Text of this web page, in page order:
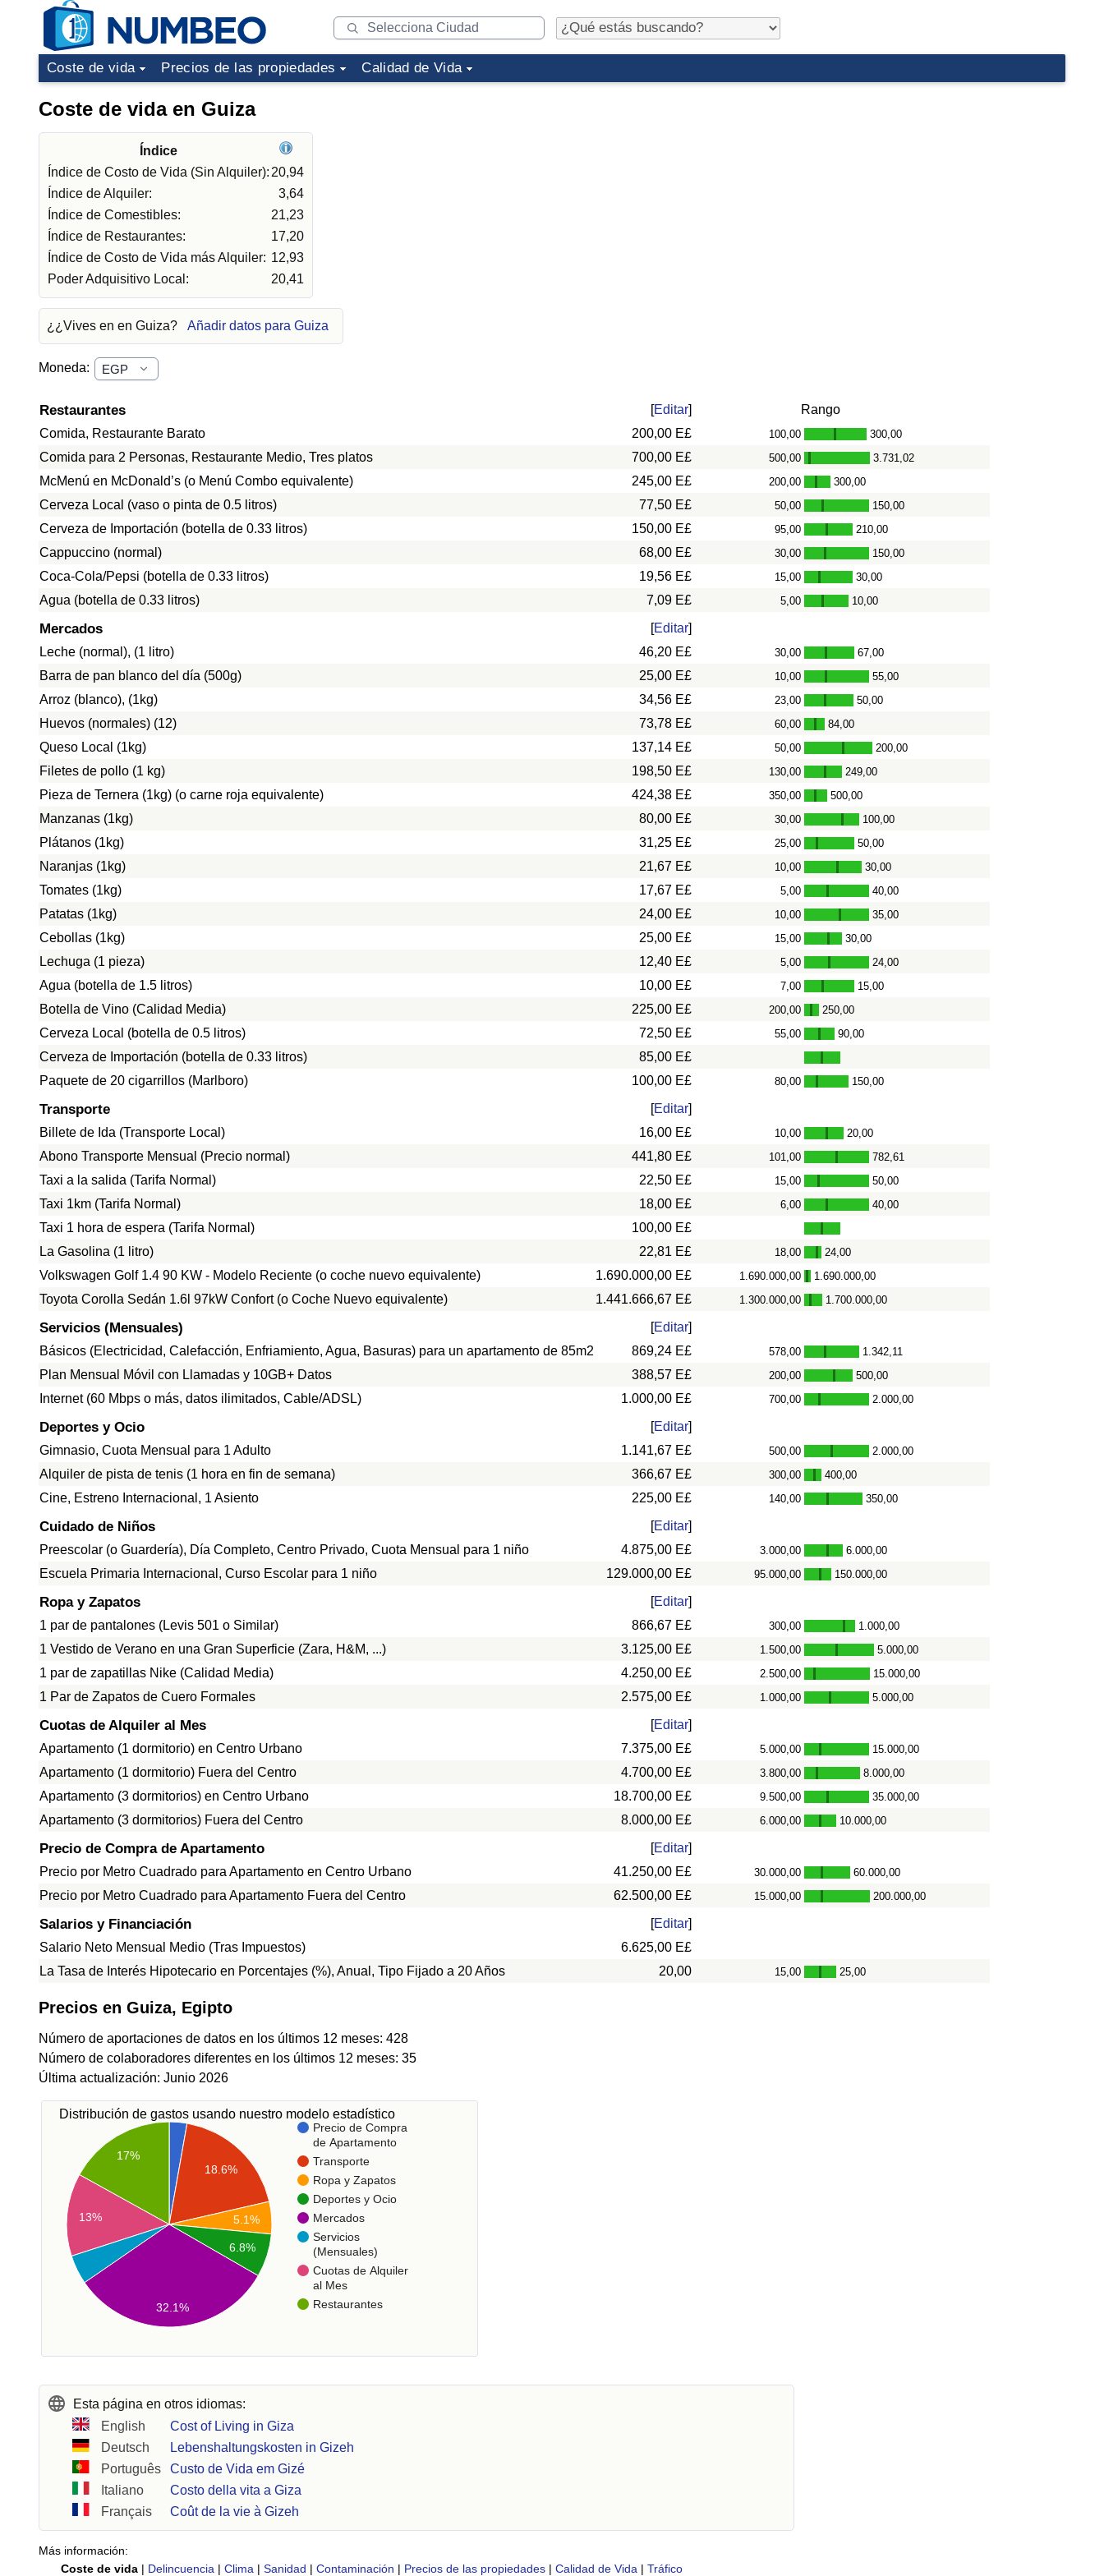
Coste de vida Precios de las propiedades Calidad de Vida
Coste de vida en Guiza
Índice
Índice de Costo de Vida (Sin Alquiler): 20,94
Índice de Alquiler:
3,64
Índice de Comestibles:
21,23
Índice de Restaurantes:
17,20
Índice de Costo de Vida más Alquiler: 12,93
Poder Adquisitivo Local:
20,41
¿¿Vives en en Guiza? Añadir datos para Guiza
Moneda:
Restaurantes [Editar]
Rango
Comida, Restaurante Barato
200,00 E£ 100,00 - 300,00
Comida para 2 Personas, Restaurante Medio, Tres platos 700,00 E£ 500,00 - 3.731,02
McMenú en McDonald’s (o Menú Combo equivalente) 245,00 E£ 200,00 - 300,00
Cerveza Local (vaso o pinta de 0.5 litros) 77,50 E£ 50,00 - 150,00
Cerveza de Importación (botella de 0.33 litros) 150,00 E£ 95,00 - 210,00
Cappuccino (normal) 68,00 E£ 30,00 - 150,00
Coca-Cola/Pepsi (botella de 0.33 litros) 19,56 E£ 15,00 - 30,00
Agua (botella de 0.33 litros) 7,09 E£ 5,00 - 10,00
Mercados [Editar]
Leche (normal), (1 litro)
46,20 E£ 30,00 - 67,00
Barra de pan blanco del día (500g) 25,00 E£ 10,00 - 55,00
Arroz (blanco), (1kg) 34,56 E£ 23,00 - 50,00
Huevos (normales) (12) 73,78 E£ 60,00 - 84,00
Queso Local (1kg) 137,14 E£ 50,00 - 200,00
Filetes de pollo (1 kg) 198,50 E£ 130,00 - 249,00
Pieza de Ternera (1kg) (o carne roja equivalente) 424,38 E£ 350,00 - 500,00
Manzanas (1kg) 80,00 E£ 30,00 - 100,00
Plátanos (1kg) 31,25 E£ 25,00 - 50,00
Naranjas (1kg) 21,67 E£ 10,00 - 30,00
Tomates (1kg) 17,67 E£ 5,00 - 40,00
Patatas (1kg) 24,00 E£ 10,00 - 35,00
Cebollas (1kg) 25,00 E£ 15,00 - 30,00
Lechuga (1 pieza) 12,40 E£ 5,00 - 24,00
Agua (botella de 1.5 litros) 10,00 E£ 7,00 - 15,00
Botella de Vino (Calidad Media) 225,00 E£ 200,00 - 250,00
Cerveza Local (botella de 0.5 litros) 72,50 E£ 55,00 - 90,00
Cerveza de Importación (botella de 0.33 litros)
85,00 E£
Paquete de 20 cigarrillos (Marlboro)
100,00 E£ 80,00 - 150,00
Transporte [Editar]
Billete de Ida (Transporte Local)
16,00 E£ 10,00 - 20,00
Abono Transporte Mensual (Precio normal) 441,80 E£ 101,00 - 782,61
Taxi a la salida (Tarifa Normal) 22,50 E£ 15,00 - 50,00
Taxi 1km (Tarifa Normal) 18,00 E£ 6,00 - 40,00
Taxi 1 hora de espera (Tarifa Normal)
100,00 E£
La Gasolina (1 litro)
22,81 E£ 18,00 - 24,00
Volkswagen Golf 1.4 90 KW - Modelo Reciente (o coche nuevo equivalente) 1.690.000,00 E£ 1.690.000,00 - 1.690.000,00
Toyota Corolla Sedán 1.6l 97kW Confort (o Coche Nuevo equivalente) 1.441.666,67 E£ 1.300.000,00 - 1.700.000,00
Servicios (Mensuales) [Editar]
Básicos (Electricidad, Calefacción, Enfriamiento, Agua, Basuras) para un apartamento de 85m2
869,24 E£ 578,00 - 1.342,11
Plan Mensual Móvil con Llamadas y 10GB+ Datos 388,57 E£ 200,00 - 500,00
Internet (60 Mbps o más, datos ilimitados, Cable/ADSL) 1.000,00 E£ 700,00 - 2.000,00
Deportes y Ocio [Editar]
Gimnasio, Cuota Mensual para 1 Adulto
1.141,67 E£ 500,00 - 2.000,00
Alquiler de pista de tenis (1 hora en fin de semana) 366,67 E£ 300,00 - 400,00
Cine, Estreno Internacional, 1 Asiento 225,00 E£ 140,00 - 350,00
Cuidado de Niños [Editar]
Preescolar (o Guardería), Día Completo, Centro Privado, Cuota Mensual para 1 niño
4.875,00 E£ 3.000,00 - 6.000,00
Escuela Primaria Internacional, Curso Escolar para 1 niño 129.000,00 E£ 95.000,00 - 150.000,00
Ropa y Zapatos [Editar]
1 par de pantalones (Levis 501 o Similar)
866,67 E£ 300,00 - 1.000,00
1 Vestido de Verano en una Gran Superficie (Zara, H&M, ...) 3.125,00 E£ 1.500,00 - 5.000,00
1 par de zapatillas Nike (Calidad Media) 4.250,00 E£ 2.500,00 - 15.000,00
1 Par de Zapatos de Cuero Formales 2.575,00 E£ 1.000,00 - 5.000,00
Cuotas de Alquiler al Mes [Editar]
Apartamento (1 dormitorio) en Centro Urbano
7.375,00 E£ 5.000,00 - 15.000,00
Apartamento (1 dormitorio) Fuera del Centro 4.700,00 E£ 3.800,00 - 8.000,00
Apartamento (3 dormitorios) en Centro Urbano 18.700,00 E£ 9.500,00 - 35.000,00
Apartamento (3 dormitorios) Fuera del Centro 8.000,00 E£ 6.000,00 - 10.000,00
Precio de Compra de Apartamento [Editar]
Precio por Metro Cuadrado para Apartamento en Centro Urbano
41.250,00 E£ 30.000,00 - 60.000,00
Precio por Metro Cuadrado para Apartamento Fuera del Centro 62.500,00 E£ 15.000,00 - 200.000,00
Salarios y Financiación [Editar]
Salario Neto Mensual Medio (Tras Impuestos)
6.625,00 E£
La Tasa de Interés Hipotecario en Porcentajes (%), Anual, Tipo Fijado a 20 Años
20,00 15,00 - 25,00
Precios en Guiza, Egipto
Número de aportaciones de datos en los últimos 12 meses: 428
Número de colaboradores diferentes en los últimos 12 meses: 35
Última actualización: Junio 2026
Distribución de gastos usando nuestro modelo estadístico
Precio de Compra
de Apartamento
Transporte
Ropa y Zapatos
Deportes y Ocio
Mercados
Servicios
(Mensuales)
Cuotas de Alquiler
al Mes
Restaurantes
18.6%
5.1%
6.8%
17%
13%
32.1%
Esta página en otros idiomas:
English
Cost of Living in Giza
Deutsch
Lebenshaltungskosten in Gizeh
Português
Custo de Vida em Gizé
Italiano
Costo della vita a Giza
Français
Coût de la vie à Gizeh
Más información:
Coste de vida | Delincuencia | Clima | Sanidad | Contaminación | Precios de las propiedades | Calidad de Vida | Tráfico